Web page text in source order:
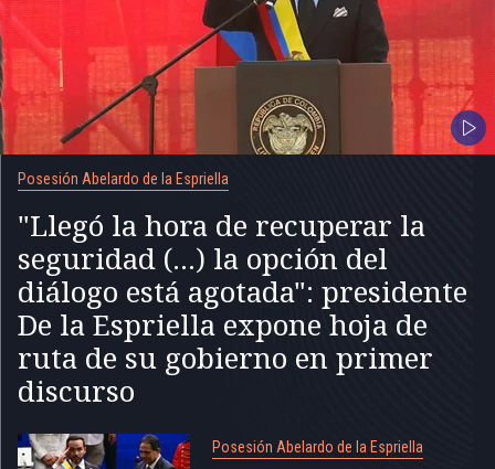
Posesión Abelardo de la Espriella
"Llegó la hora de recuperar la
seguridad (...) la opción del
diálogo está agotada": presidente
De la Espriella expone hoja de
ruta de su gobierno en primer
discurso
Posesión Abelardo de la Espriella